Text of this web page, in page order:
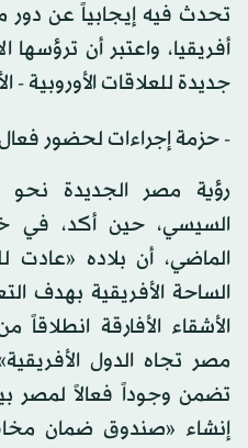
تحدث فيه إيجابياً عن
جديدة للعلاقات الأوروبية -
- حزمة إجراءات لحضور
رؤية مصر الجديدة نحو
السيسي، حين أكد، في
الماضي، أن بلاده «عادت
الساحة الأفريقية بهدف
الأشقاء الأفارقة انطلاقاً
مصر تجاه الدول
تضمن وجوداً فعالاً لمصر
إنشاء «صندوق ضمان